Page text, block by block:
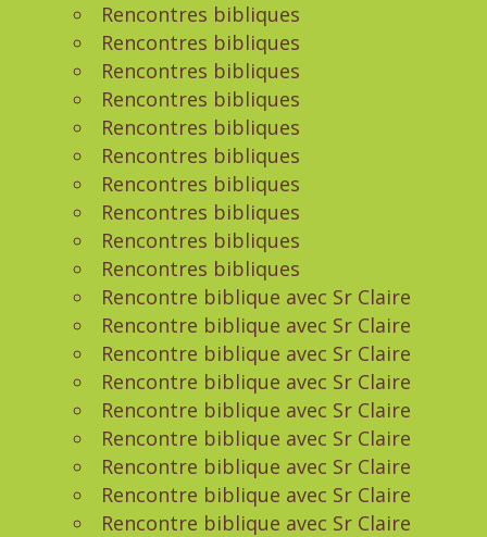
Rencontres bibliques
Rencontres bibliques
Rencontres bibliques
Rencontres bibliques
Rencontres bibliques
Rencontres bibliques
Rencontres bibliques
Rencontres bibliques
Rencontres bibliques
Rencontres bibliques
Rencontre biblique avec Sr Claire
Rencontre biblique avec Sr Claire
Rencontre biblique avec Sr Claire
Rencontre biblique avec Sr Claire
Rencontre biblique avec Sr Claire
Rencontre biblique avec Sr Claire
Rencontre biblique avec Sr Claire
Rencontre biblique avec Sr Claire
Rencontre biblique avec Sr Claire